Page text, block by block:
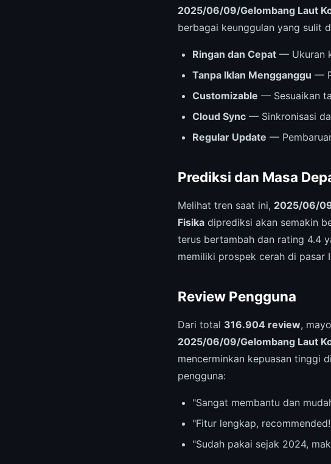
2025/06/09/Gelombang Laut
berbagai keunggulan yang sulit
Ringan dan Cepat — Ukuran
Tanpa Iklan Mengganggu —
Customizable — Sesuaikan
Cloud Sync — Sinkronisasi
Regular Update —
Prediksi dan Masa
Melihat tren saat ini, 2025/06/
Fisika diprediksi akan semakin
terus bertambah dan rating 4.4
memiliki prospek cerah di pasar
Review Pengguna
Dari total 316.904 review,
2025/06/09/Gelombang Laut
mencerminkan kepuasan tinggi
pengguna:
"Sangat membantu dan
"Fitur lengkap,
"Sudah pakai sejak 2024,